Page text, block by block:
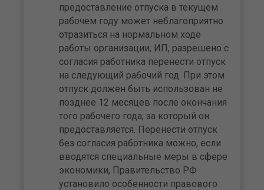
предоставление отпуска в текущем
рабочем году может неблагоприятно
отразиться на нормальном ходе
работы организации, ИП, разрешено с
согласия работника перенести отпуск
на следующий рабочий год. При этом
отпуск должен быть использован не
позднее 12 месяцев после окончания
того рабочего года, за который он
предоставляется. Перенести отпуск
без согласия работника можно, если
вводятся специальные меры в сфере
экономики, Правительство РФ
установило особенности правового